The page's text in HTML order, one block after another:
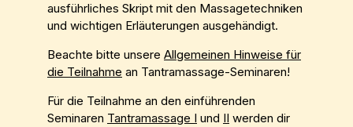
ausführliches Skript mit den Massagetechniken
und wichtigen Erläuterungen ausgehändigt.
Beachte bitte unsere Allgemeinen Hinweise für
die Teilnahme an Tantramassage-Seminaren!
Für die Teilnahme an den einführenden
Seminaren Tantramassage I und II werden dir